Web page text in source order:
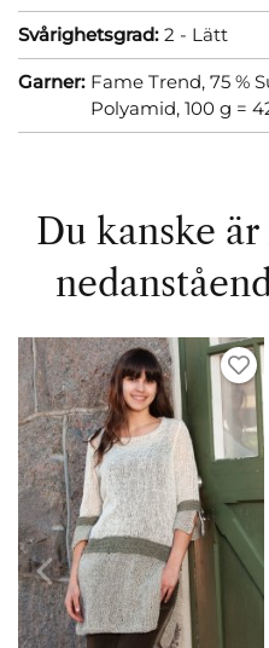
Svårighetsgrad: 2 - Lätt
Garner: Fame Trend, 75 %
Polyamid, 100 g =
Du kanske